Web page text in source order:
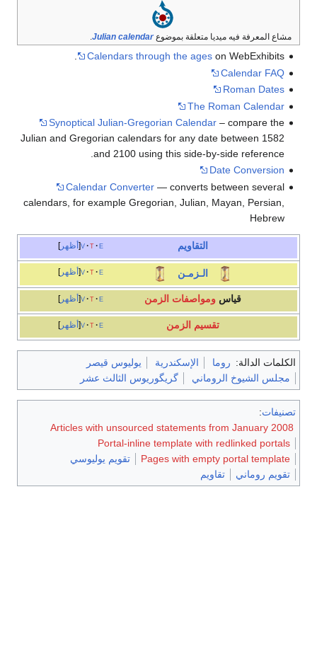
مشاع المعرفة فيه ميديا متعلقة بموضوعJulian calendar
.
Calendars through the ageson WebExhibits.
Calendar FAQ
Roman Dates
The Roman Calendar
Synoptical Julian-Gregorian Calendar– compare the
Julian and Gregorian calendars for any date between 1582
and 2100 using this side-by-side reference.
Date Conversion
Calendar Converter— converts between several
calendars, for example Gregorian, Julian, Mayan, Persian,
Hebrew
أظهر v t e التقاويم
أظهر v t e الـزمـن
أظهر v t e قياس ومواصفات الزمن
أظهر v t e تقسيم الزمن
الكلمات الدالة: روما الإسكندرية
يوليوس قيصر
مجلس الشيوخ الروماني
گريگوريوس الثالث عشر
تصنيفات:
Articles with unsourced statements from January 2008
Portal-inline template with redlinked portals
Pages with empty portal template
تقويم يوليوسي
تقويم روماني
تقاويم